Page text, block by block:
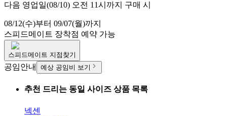
다음 영업일(08/10) 오전 11시까지 구매 시
08/12(수)부터 09/07(월)까지
스피드메이트 장착점 예약 가능
스피드메이트 지점찾기
공임안내 예상 공임비 보기
추천 드리는 동일 사이즈 상품 목록
넥센